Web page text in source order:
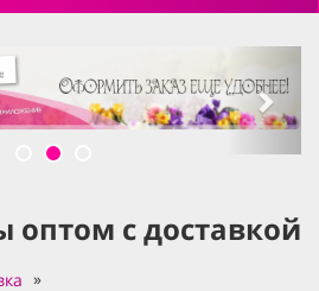
оптом с доставкой